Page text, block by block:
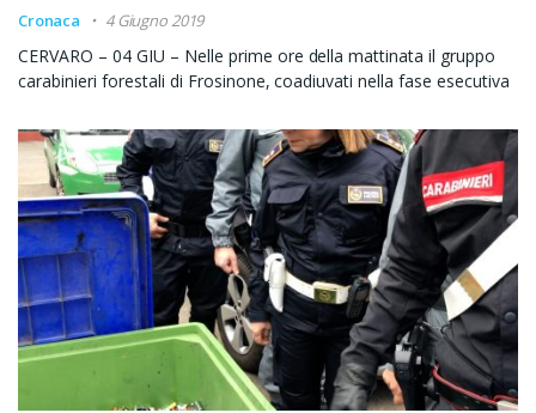
Cronaca 4 Giugno 2019
CERVARO – 04 GIU – Nelle prime ore della mattinata il gruppo
carabinieri forestali di Frosinone, coadiuvati nella fase esecutiva